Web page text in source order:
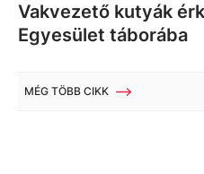
Vakvezető kutyák
Egyesület táborába
MÉG TÖBB CIKK